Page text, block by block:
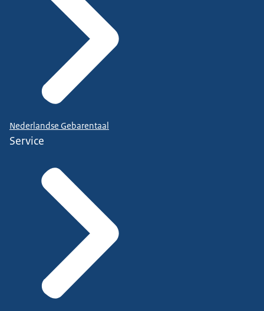
Nederlandse Gebarentaal
Service